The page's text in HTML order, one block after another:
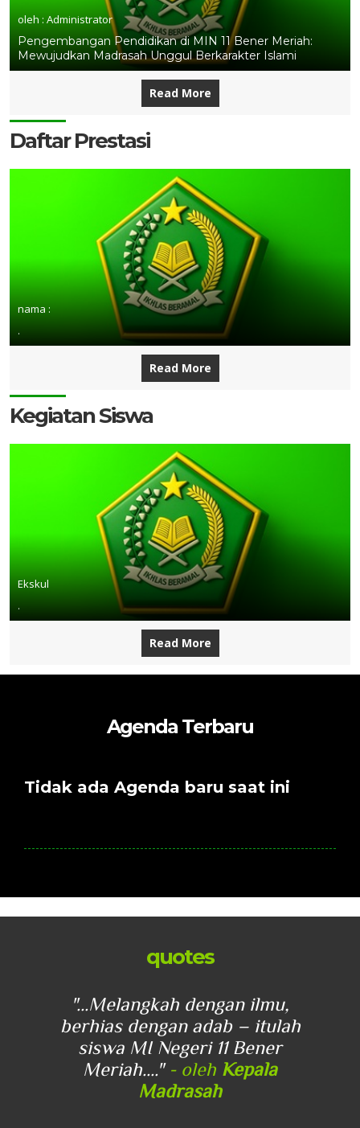
oleh : Administrator
Pengembangan Pendidikan di MIN 11 Bener Meriah:
Mewujudkan Madrasah Unggul Berkarakter Islami
Read More
Daftar Prestasi
nama :
.
Read More
Kegiatan Siswa
Ekskul
.
Read More
Agenda Terbaru
Tidak ada Agenda baru saat ini
quotes
"...Melangkah dengan ilmu,
berhias dengan adab – itulah
siswa MI Negeri 11 Bener
Meriah...." - oleh Kepala
Madrasah